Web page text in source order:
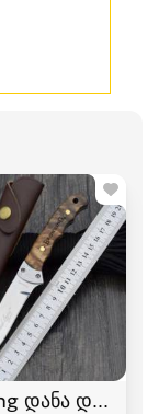
დანები
დანა დანები